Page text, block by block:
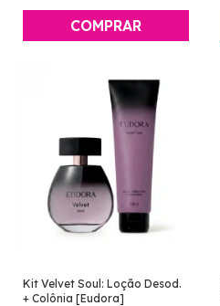
Kit Velvet Soul: Loção Desod.
+ Colônia [Eudora]